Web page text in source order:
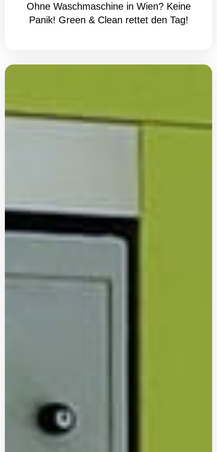
Ohne Waschmaschine in Wien? Keine
Panik! Green & Clean rettet den Tag!